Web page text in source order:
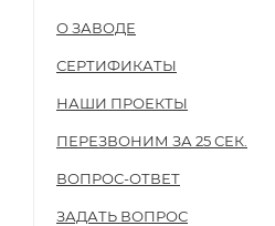
О ЗАВОДЕ
СЕРТИФИКАТЫ
НАШИ ПРОЕКТЫ
ПЕРЕЗВОНИМ ЗА 25 СЕК.
ВОПРОС-ОТВЕТ
ЗАДАТЬ ВОПРОС